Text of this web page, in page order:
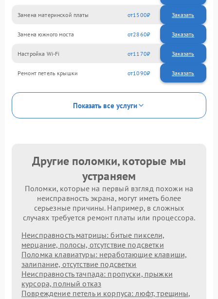
Замена материнской платы 1500
Замена южного моста 2860
Настройка Wi-Fi 1170
Ремонт петель крышки 1090
Показать все услуги
Другие поломки, которые мы
устраняем
Поломки, которые на первый взгляд похожи на
неисправность экрана, могут иметь более
серьезные причины. Например, в сложных
случаях требуется ремонт платы или процессора.
Неисправность матрицы: битые пиксели,
мерцание, полосы, отсутствие подсветки
Поломка клавиатуры: неработающие клавиши,
залипание, отсутствие подсветки
Неисправность тачпада: пропуски, прыжки
курсора, полный отказ
Повреждение петель и корпуса: люфт, трещины,